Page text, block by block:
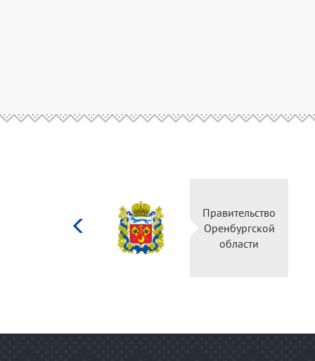
Правительство
Оренбургской
области